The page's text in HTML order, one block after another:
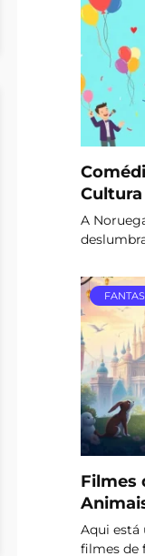
Cultura
A
Filmes
Aqui está
filmes de